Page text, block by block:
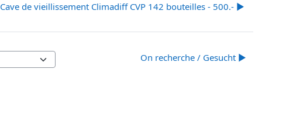
Cave de vieillissement Climadiff CVP 142 bouteilles - 500.- ▶︎
On recherche / Gesucht ▶︎